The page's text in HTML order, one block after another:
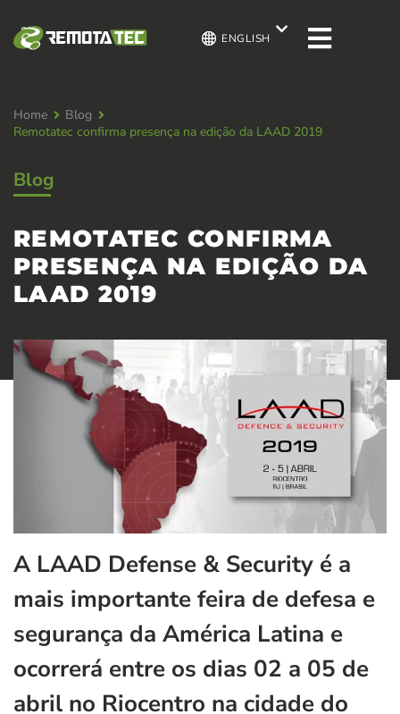
ENGLISH
Home
Blog
Remotatec confirma presença na edição da LAAD 2019
Blog
REMOTATEC CONFIRMA
PRESENÇA NA EDIÇÃO DA
LAAD 2019
A LAAD Defense & Security é a
mais importante feira de defesa e
segurança da América Latina e
ocorrerá entre os dias 02 a 05 de
abril no Riocentro na cidade do